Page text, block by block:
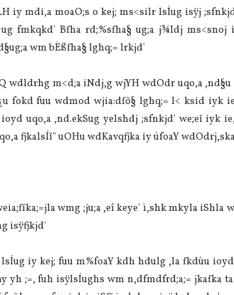
iy mdi,a moaO;s o kej; ms<silr lsÍug isÿj
fmkqkd' Bfha rd;%sfha§ ug;a j¾Idj ms<snoj
wm bÈßfha§ lghq;= lrkjd'
wdldrhg m<d;a iNdj,g wjYH wdOdr uqo,a
fokd fuu wdmod wjia:dfõ§ lghq;= l< ksid iyk
uqo,a ,nd.ekSug yelshdj ;sfnkjd' we;eï iyk
fjkalsÍï" uOHu wdKavqfjka iy úfoaY
wmg ;ju;a ,eî keye' ì,shk mkyla iShla
isÿfjkjd'
iy kej; fuu m%foaY kdh hdulg ,la fkdùu
yh ;=, fuh isÿlsÍughs wm n,dfmdfrd;a;= jkafka